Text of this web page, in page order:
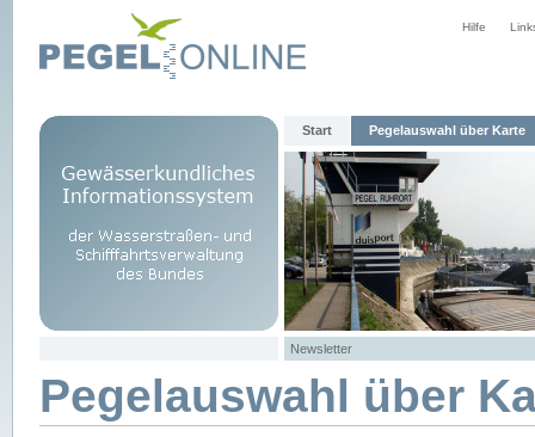
Hilfe
Start Pegelauswahl über Karte
Newsletter
Pegelauswahl über